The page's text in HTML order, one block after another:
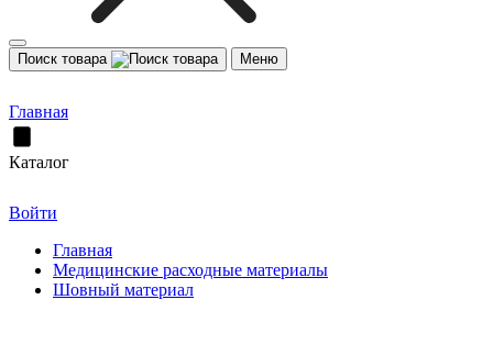
Поиск товара Меню
Главная
Каталог
Войти
Главная
Медицинские расходные материалы
Шовный материал